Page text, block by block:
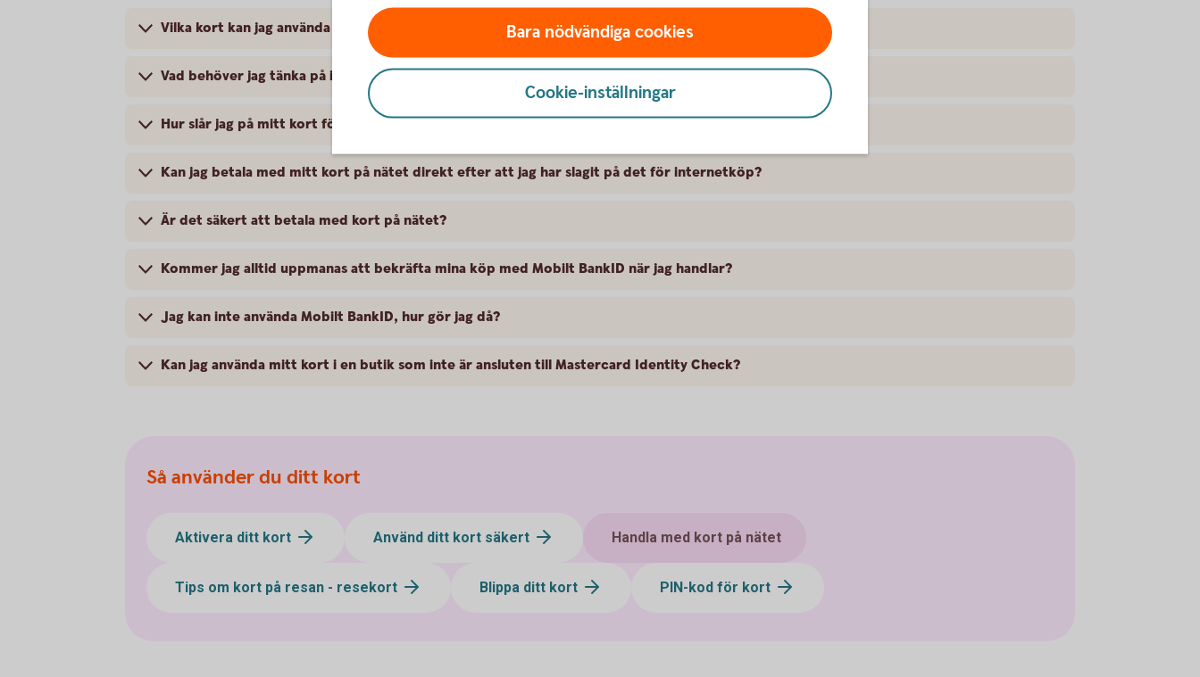
Vilka kort kan jag använda för internetköp?
Vad behöver jag tänka på innan jag handlar med mitt kort på nätet?
Hur slår jag på mitt kort för internetköp?
Kan jag betala med mitt kort på nätet direkt efter att jag har slagit på det för internetköp?
Är det säkert att betala med kort på nätet?
Kommer jag alltid uppmanas att bekräfta mina köp med Mobilt BankID när jag handlar?
Jag kan inte använda Mobilt BankID, hur gör jag då?
Kan jag använda mitt kort i en butik som inte är ansluten till Mastercard Identity Check?
Så använder du ditt kort
Aktivera ditt kort Använd ditt kort säkert Handla med kort på nätet
Tips om kort på resan - resekort Blippa ditt kort PIN-kod för kort
Bara nödvändiga cookies
Cookie-inställningar